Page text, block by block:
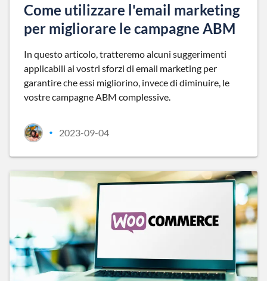
Come utilizzare l'email marketing
per migliorare le campagne ABM
In questo articolo, tratteremo alcuni suggerimenti
applicabili ai vostri sforzi di email marketing per
garantire che essi migliorino, invece di diminuire, le
vostre campagne ABM complessive.
• 2023-09-04